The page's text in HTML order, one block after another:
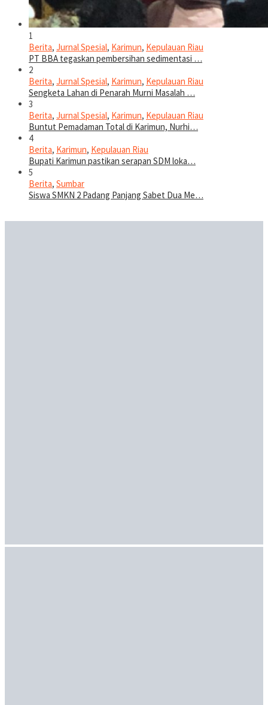
1
Berita, Jurnal Spesial, Karimun, Kepulauan Riau
PT BBA tegaskan pembersihan sedimentasi …
2
Berita, Jurnal Spesial, Karimun, Kepulauan Riau
Sengketa Lahan di Penarah Murni Masalah …
3
Berita, Jurnal Spesial, Karimun, Kepulauan Riau
Buntut Pemadaman Total di Karimun, Nurhi…
4
Berita, Karimun, Kepulauan Riau
Bupati Karimun pastikan serapan SDM loka…
5
Berita, Sumbar
Siswa SMKN 2 Padang Panjang Sabet Dua Me…